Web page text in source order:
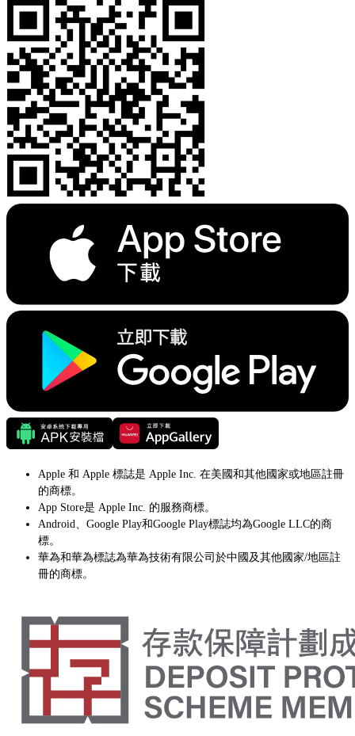
Apple 和 Apple 標誌是 Apple Inc. 在美國和其他國家或地區註冊
的商標。
App Store是 Apple Inc. 的服務商標。
Android、Google Play和Google Play標誌均為Google LLC的商
標。
華為和華為標誌為華為技術有限公司於中國及其他國家/地區註
冊的商標。